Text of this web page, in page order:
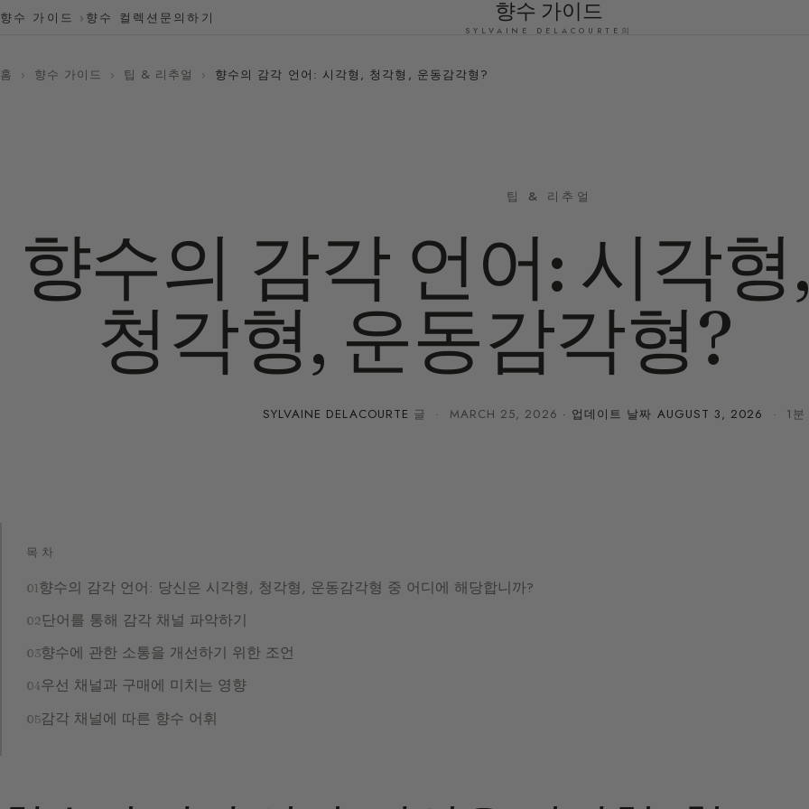
향수 가이드 향수 컬렉션 문의하기 향수 가이드
SYLVAINE DELACOURTE의
홈 › 향수 가이드 › 팁 & 리추얼 › 향수의 감각 언어: 시각형, 청각형, 운동감각형?
팁 & 리추얼
향수의 감각 언어: 시각형,
청각형, 운동감각형?
SYLVAINE DELACOURTE 글 · MARCH 25, 2026 · 업데이트 날짜 AUGUST 3, 2026 · 1분
목차
향수의 감각 언어: 당신은 시각형, 청각형, 운동감각형 중 어디에 해당합니까?
단어를 통해 감각 채널 파악하기
향수에 관한 소통을 개선하기 위한 조언
우선 채널과 구매에 미치는 영향
감각 채널에 따른 향수 어휘